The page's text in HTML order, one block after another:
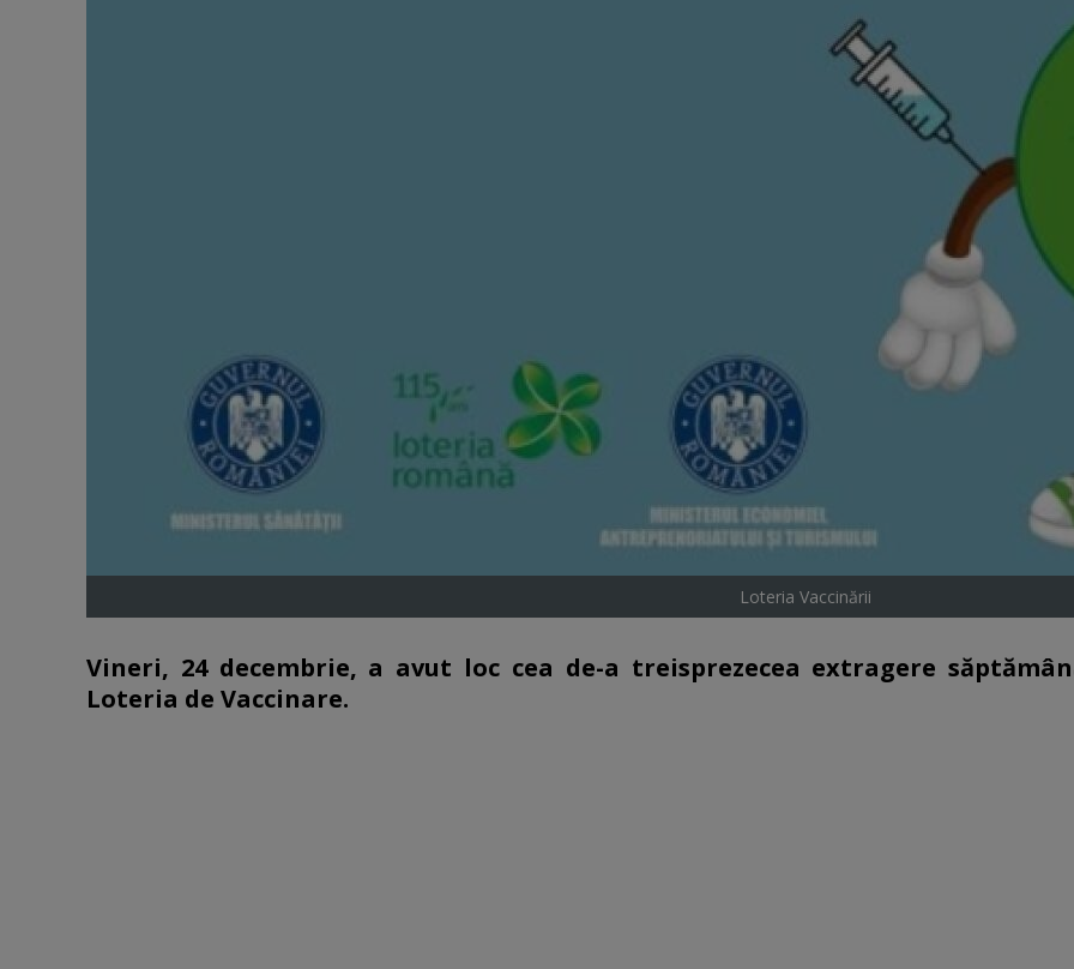
Loteria Vaccinării
Vineri, 24 decembrie, a avut loc cea de-a treisprezecea extragere
Loteria de Vaccinare.